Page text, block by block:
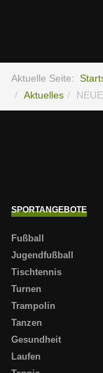
Aktuelle Seite:
Aktuelles
SPORTANGEBOTE
Fußball
Jugendfußball
Tischtennis
Turnen
Trampolin
Tanzen
Gesundheit
Laufen